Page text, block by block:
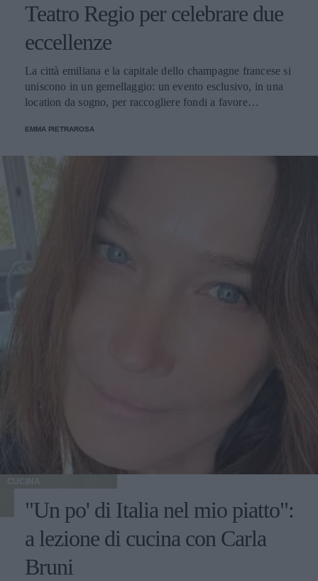
Teatro Regio per celebrare due
eccellenze
La città emiliana e la capitale dello champagne francese si
uniscono in un gemellaggio: un evento esclusivo, in una
location da sogno, per raccogliere fondi a favore
EMMA PIETRAROSA
CUCINA
"Un po' di Italia nel mio piatto":
a lezione di cucina con Carla
Bruni